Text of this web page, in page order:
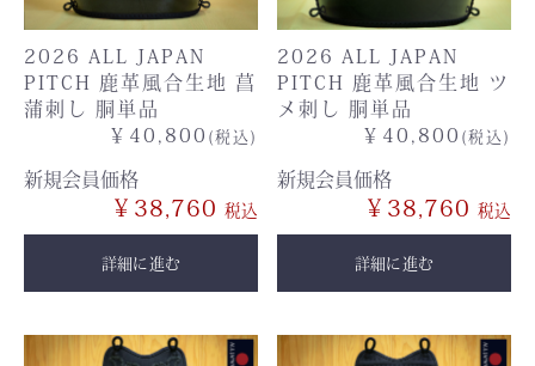
2026 ALL JAPAN
PITCH 鹿革風合生地 菖
蒲刺し 胴単品
￥40,800 (税込)
新規会員価格
￥38,760
詳細に進む
2026 ALL JAPAN
PITCH 鹿革風合生地 ツ
メ刺し 胴単品
￥40,800 (税込)
新規会員価格
￥38,760
詳細に進む